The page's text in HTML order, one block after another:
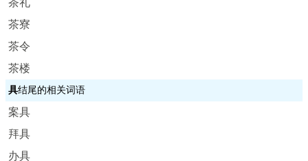
茶礼
茶寮
茶令
茶楼
具结尾的相关词语
案具
拜具
办具